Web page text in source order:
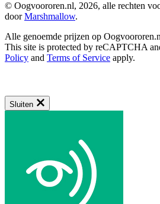
© Oogvoororen.nl, 2026, alle rechten
doorMarshmallow.
Alle genoemde prijzen op
This site is protected by reCAPTCHA
Policy and Terms of Service apply.
Sluiten